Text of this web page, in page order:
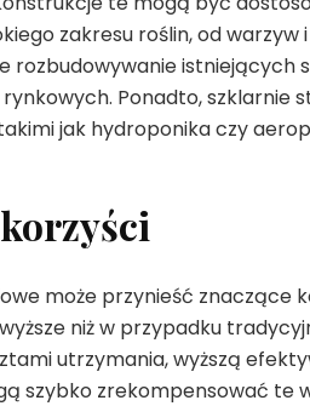
zakresu roślin, od warzyw
rozbudowywanie
Ponadto, szklarnie
jak hydroponika czy
może przynieść znaczące
niż w przypadku
utrzymania, wyższą
szybko zrekompensować te